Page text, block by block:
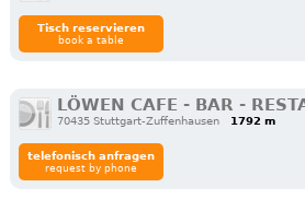
Tisch reservieren
book a table
LÖWEN CAFE - BAR -
70435 Stuttgart-Zuffenhausen 1792 m
telefonisch anfragen
request by phone